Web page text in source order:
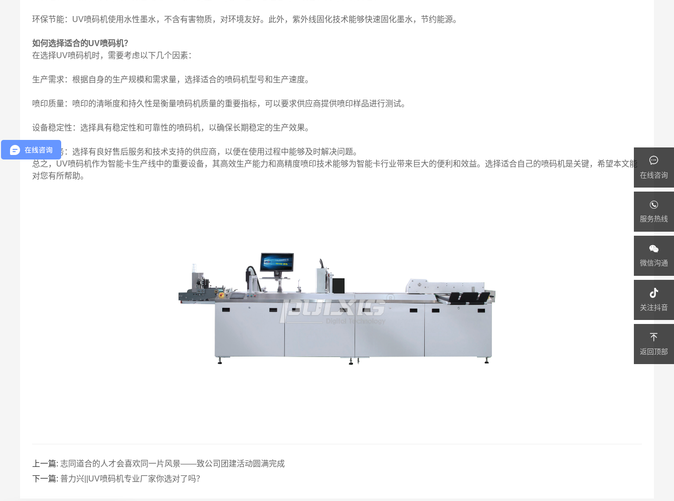
环保节能：UV喷码机使用水性墨水，不含有害物质，对环境友好。此外，紫外线固化技术能够快速固化墨水，节约能源。
如何选择适合的UV喷码机？
在选择UV喷码机时，需要考虑以下几个因素：
生产需求：根据自身的生产规模和需求量，选择适合的喷码机型号和生产速度。
喷印质量：喷印的清晰度和持久性是衡量喷码机质量的重要指标，可以要求供应商提供喷印样品进行测试。
设备稳定性：选择具有稳定性和可靠性的喷码机，以确保长期稳定的生产效果。
售后服务：选择有良好售后服务和技术支持的供应商，以便在使用过程中能够及时解决问题。
总之，UV喷码机作为智能卡生产线中的重要设备，其高效生产能力和高精度喷印技术能够为智能卡行业带来巨大的便利和效益。选择适合自己的喷码机是关键，希望本文能
对您有所帮助。
上一篇: 志同道合的人才会喜欢同一片风景——致公司团建活动圆满完成
下一篇: 普力兴||UV喷码机专业厂家你选对了吗？
在线咨询
服务热线
微信沟通
关注抖音
返回顶部